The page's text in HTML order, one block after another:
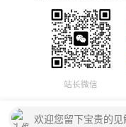
站长微信
欢迎您留下宝贵的见